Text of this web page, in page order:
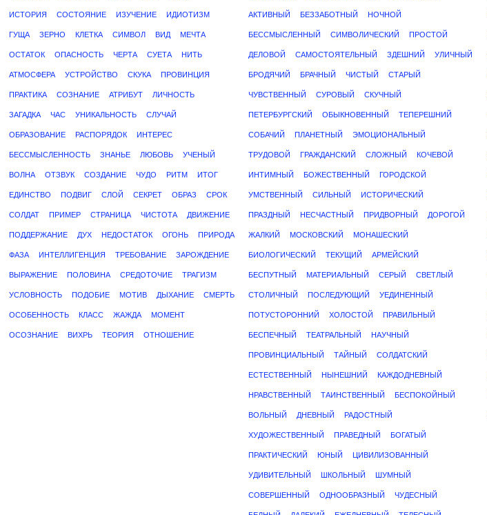
ИСТОРИЯ СОСТОЯНИЕ ИЗУЧЕНИЕ ИДИОТИЗМ
ГУЩА ЗЕРНО КЛЕТКА СИМВОЛ ВИД МЕЧТА
ОСТАТОК ОПАСНОСТЬ ЧЕРТА СУЕТА НИТЬ
АТМОСФЕРА УСТРОЙСТВО СКУКА ПРОВИНЦИЯ
ПРАКТИКА СОЗНАНИЕ АТРИБУТ ЛИЧНОСТЬ
ЗАГАДКА ЧАС УНИКАЛЬНОСТЬ СЛУЧАЙ
ОБРАЗОВАНИЕ РАСПОРЯДОК ИНТЕРЕС
БЕССМЫСЛЕННОСТЬ ЗНАНЬЕ ЛЮБОВЬ УЧЕНЫЙ
ВОЛНА ОТЗВУК СОЗДАНИЕ ЧУДО РИТМ ИТОГ
ЕДИНСТВО ПОДВИГ СЛОЙ СЕКРЕТ ОБРАЗ СРОК
СОЛДАТ ПРИМЕР СТРАНИЦА ЧИСТОТА ДВИЖЕНИЕ
ПОДДЕРЖАНИЕ ДУХ НЕДОСТАТОК ОГОНЬ ПРИРОДА
ФАЗА ИНТЕЛЛИГЕНЦИЯ ТРЕБОВАНИЕ ЗАРОЖДЕНИЕ
ВЫРАЖЕНИЕ ПОЛОВИНА СРЕДОТОЧИЕ ТРАГИЗМ
УСЛОВНОСТЬ ПОДОБИЕ МОТИВ ДЫХАНИЕ СМЕРТЬ
ОСОБЕННОСТЬ КЛАСС ЖАЖДА МОМЕНТ
ОСОЗНАНИЕ ВИХРЬ ТЕОРИЯ ОТНОШЕНИЕ
АКТИВНЫЙ БЕЗЗАБОТНЫЙ НОЧНОЙ
БЕССМЫСЛЕННЫЙ СИМВОЛИЧЕСКИЙ ПРОСТОЙ
ДЕЛОВОЙ САМОСТОЯТЕЛЬНЫЙ ЗДЕШНИЙ УЛИЧНЫЙ
БРОДЯЧИЙ БРАЧНЫЙ ЧИСТЫЙ СТАРЫЙ
ЧУВСТВЕННЫЙ СУРОВЫЙ СКУЧНЫЙ
ПЕТЕРБУРГСКИЙ ОБЫКНОВЕННЫЙ ТЕПЕРЕШНИЙ
СОБАЧИЙ ПЛАНЕТНЫЙ ЭМОЦИОНАЛЬНЫЙ
ТРУДОВОЙ ГРАЖДАНСКИЙ СЛОЖНЫЙ КОЧЕВОЙ
ИНТИМНЫЙ БОЖЕСТВЕННЫЙ ГОРОДСКОЙ
УМСТВЕННЫЙ СИЛЬНЫЙ ИСТОРИЧЕСКИЙ
ПРАЗДНЫЙ НЕСЧАСТНЫЙ ПРИДВОРНЫЙ ДОРОГОЙ
ЖАЛКИЙ МОСКОВСКИЙ МОНАШЕСКИЙ
БИОЛОГИЧЕСКИЙ ТЕКУЩИЙ АРМЕЙСКИЙ
БЕСПУТНЫЙ МАТЕРИАЛЬНЫЙ СЕРЫЙ СВЕТЛЫЙ
СТОЛИЧНЫЙ ПОСЛЕДУЮЩИЙ УЕДИНЕННЫЙ
ПОТУСТОРОННИЙ ХОЛОСТОЙ ПРАВИЛЬНЫЙ
БЕСПЕЧНЫЙ ТЕАТРАЛЬНЫЙ НАУЧНЫЙ
ПРОВИНЦИАЛЬНЫЙ ТАЙНЫЙ СОЛДАТСКИЙ
ЕСТЕСТВЕННЫЙ НЫНЕШНИЙ КАЖДОДНЕВНЫЙ
НРАВСТВЕННЫЙ ТАИНСТВЕННЫЙ БЕСПОКОЙНЫЙ
ВОЛЬНЫЙ ДНЕВНЫЙ РАДОСТНЫЙ
ХУДОЖЕСТВЕННЫЙ ПРАВЕДНЫЙ БОГАТЫЙ
ПРАКТИЧЕСКИЙ ЮНЫЙ ЦИВИЛИЗОВАННЫЙ
УДИВИТЕЛЬНЫЙ ШКОЛЬНЫЙ ШУМНЫЙ
СОВЕРШЕННЫЙ ОДНООБРАЗНЫЙ ЧУДЕСНЫЙ